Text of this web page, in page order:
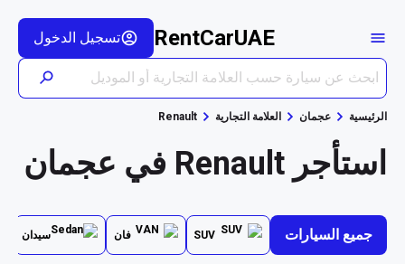
RentCarUAE تسجيل الدخول
الرئيسية عجمان العلامة التجارية Renault
استأجر Renault في عجمان
جميع السيارات SUV فان سيدان